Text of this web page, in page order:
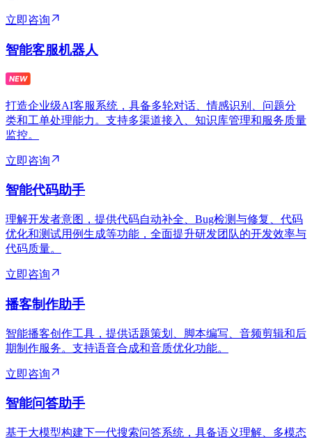
立即咨询
智能客服机器人
打造企业级AI客服系统，具备多轮对话、情感识别、问题分
类和工单处理能力。支持多渠道接入、知识库管理和服务质量
监控。
立即咨询
智能代码助手
理解开发者意图，提供代码自动补全、Bug检测与修复、代码
优化和测试用例生成等功能，全面提升研发团队的开发效率与
代码质量。
立即咨询
播客制作助手
智能播客创作工具，提供话题策划、脚本编写、音频剪辑和后
期制作服务。支持语音合成和音质优化功能。
立即咨询
智能问答助手
基于大模型构建下一代搜索问答系统，具备语义理解、多模态